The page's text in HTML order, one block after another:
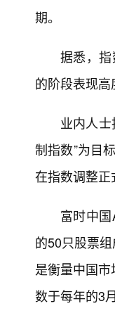
期。
据悉，
的阶段表现
业内人
制指数”为目
在指数调整
富时中
的50只股票
是衡量中国
数于每年的3